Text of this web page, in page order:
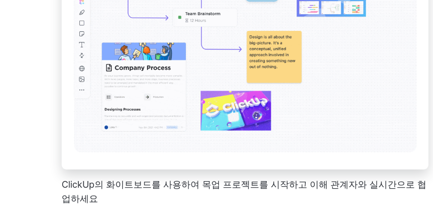
ClickUp의 화이트보드를 사용하여 목업 프로젝트를 시작하고 이해 관계자와 실시간으로 협
업하세요